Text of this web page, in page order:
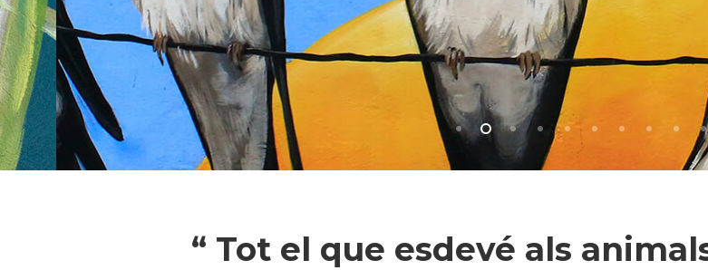
“ Tot el que esdevé als